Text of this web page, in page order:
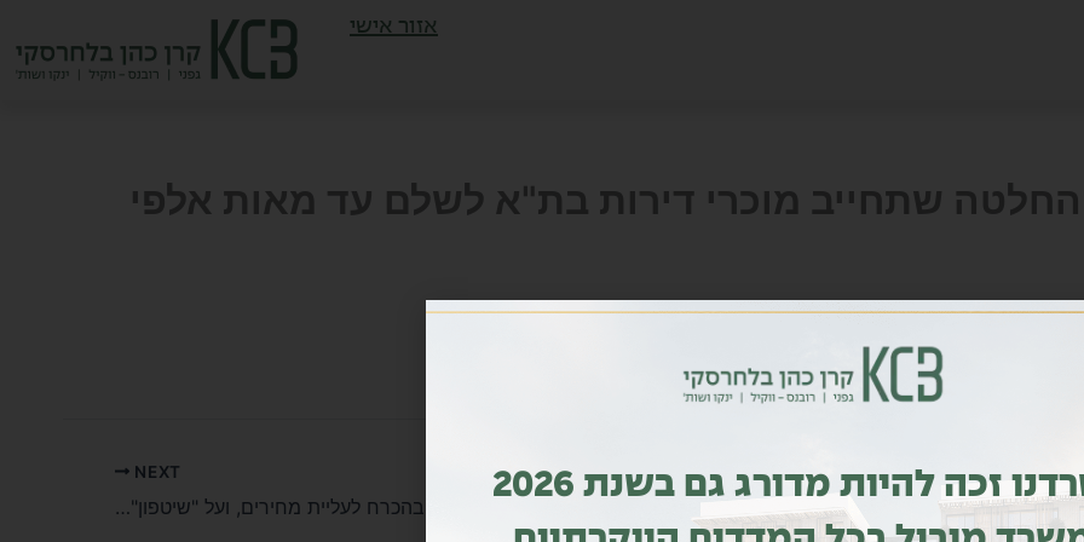
אזור אישי
שתחייב מוכרי דירות בת"א לשלם עד מאות אלפי
עו״ד קרן כהן בלחרסקי עושה סדר בבירוקרטיה של היזמים ובעלי הדירות סביב חלופת שקד
NEXT
המחסור בקבלני ביצוע, שיביא בהכרח לעליית מחירים, ועל "שיטפון" הפרויקטים הצפוי
משרדנו זכה להיות מדורג גם בשנת 2026